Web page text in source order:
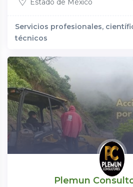
Estado de México
Servicios profesionales,
técnicos
Plemun